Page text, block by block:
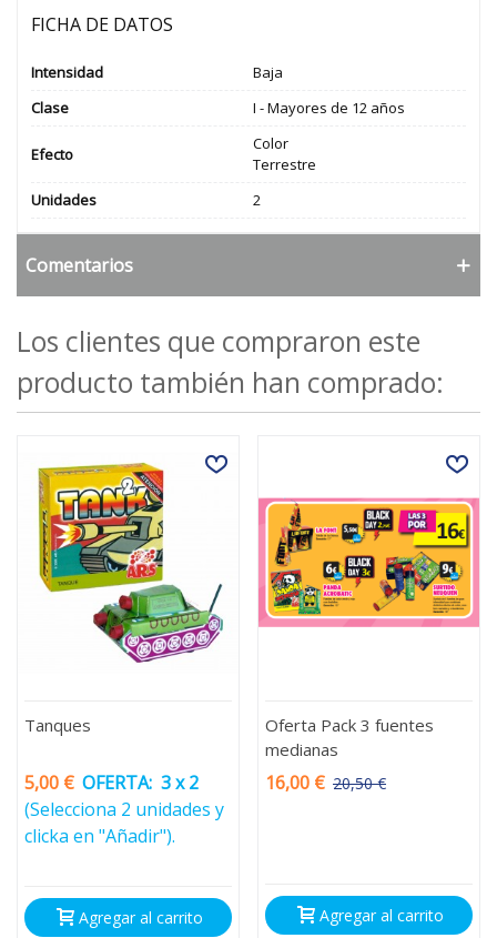
FICHA DE DATOS
Intensidad
Baja
Clase
I - Mayores de 12 años
Efecto
Color
Terrestre
Unidades
2
Comentarios
Los clientes que compraron este
producto también han comprado:
Tanques
5,00 € OFERTA: 3 x 2
(Selecciona 2 unidades y
clicka en "Añadir").
Agregar al carrito
Oferta Pack 3 fuentes
medianas
16,00 € 20,50 €
Agregar al carrito